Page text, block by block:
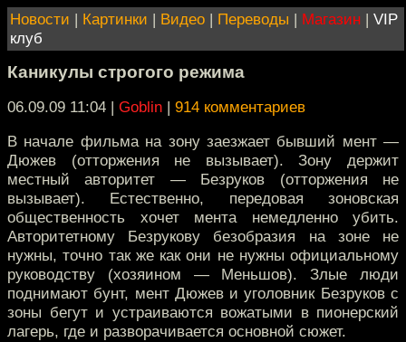
Новости | Картинки | Видео | Переводы | Магазин | VIP
клуб
Каникулы строгого режима
06.09.09 11:04 | Goblin | 914 комментариев
В начале фильма на зону заезжает бывший мент —
Дюжев (отторжения не вызывает). Зону держит
местный авторитет — Безруков (отторжения не
вызывает). Естественно, передовая зоновская
общественность хочет мента немедленно убить.
Авторитетному Безрукову безобразия на зоне не
нужны, точно так же как они не нужны официальному
руководству (хозяином — Меньшов). Злые люди
поднимают бунт, мент Дюжев и уголовник Безруков с
зоны бегут и устраиваются вожатыми в пионерский
лагерь, где и разворачивается основной сюжет.